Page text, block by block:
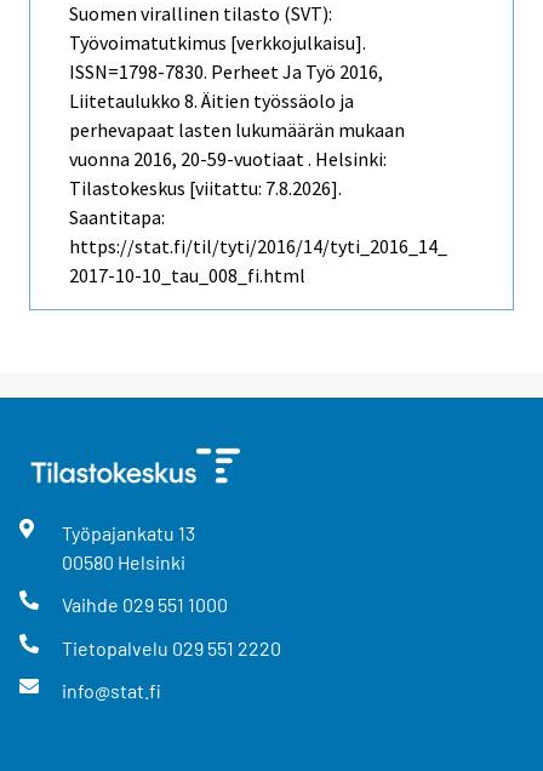
Suomen virallinen tilasto (SVT):
Työvoimatutkimus [verkkojulkaisu].
ISSN=1798-7830. Perheet Ja Työ 2016,
Liitetaulukko 8. Äitien työssäolo ja
perhevapaat lasten lukumäärän mukaan
vuonna 2016, 20-59-vuotiaat . Helsinki:
Tilastokeskus [viitattu: 7.8.2026].
Saantitapa:
https://stat.fi/til/tyti/2016/14/tyti_2016_14_
2017-10-10_tau_008_fi.html
Työpajankatu 13
00580 Helsinki
Vaihde 029 551 1000
Tietopalvelu 029 551 2220
info@stat.fi